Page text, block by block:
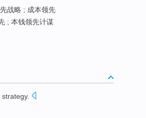
战略 ; 成本领先
; 本钱领先计谋
strategy.